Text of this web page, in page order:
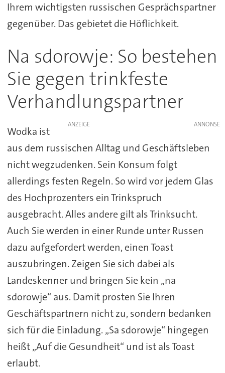
Ihrem wichtigsten russischen Gesprächspartner
gegenüber. Das gebietet die Höflichkeit.
Na sdorowje: So bestehen
Sie gegen trinkfeste
Verhandlungspartner
ANZEIGE
Wodka ist
aus dem russischen Alltag und Geschäftsleben
nicht wegzudenken. Sein Konsum folgt
allerdings festen Regeln. So wird vor jedem Glas
des Hochprozenters ein Trinkspruch
ausgebracht. Alles andere gilt als Trinksucht.
Auch Sie werden in einer Runde unter Russen
dazu aufgefordert werden, einen Toast
auszubringen. Zeigen Sie sich dabei als
Landeskenner und bringen Sie kein „na
sdorowje“ aus. Damit prosten Sie Ihren
Geschäftspartnern nicht zu, sondern bedanken
sich für die Einladung. „Sa sdorowje“ hingegen
heißt „Auf die Gesundheit“ und ist als Toast
erlaubt.